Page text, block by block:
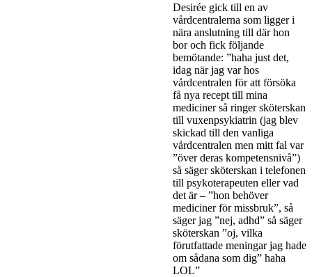
Desirée gick till en av
vårdcentralerna som ligger i
nära anslutning till där hon
bor och fick följande
bemötande: ”haha just det,
idag när jag var hos
vårdcentralen för att försöka
få nya recept till mina
mediciner så ringer sköterskan
till vuxenpsykiatrin (jag blev
skickad till den vanliga
vårdcentralen men mitt fal var
”över deras kompetensnivå”)
så säger sköterskan i telefonen
till psykoterapeuten eller vad
det är – ”hon behöver
mediciner för missbruk”, så
säger jag ”nej, adhd” så säger
sköterskan ”oj, vilka
förutfattade meningar jag hade
om sådana som dig” haha
LOL”